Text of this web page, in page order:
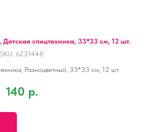
спецтехника, 33*33 см, 12 шт.
SKU: 6231448
Разноцветный, 33*33 см, 12 шт.
140 р.